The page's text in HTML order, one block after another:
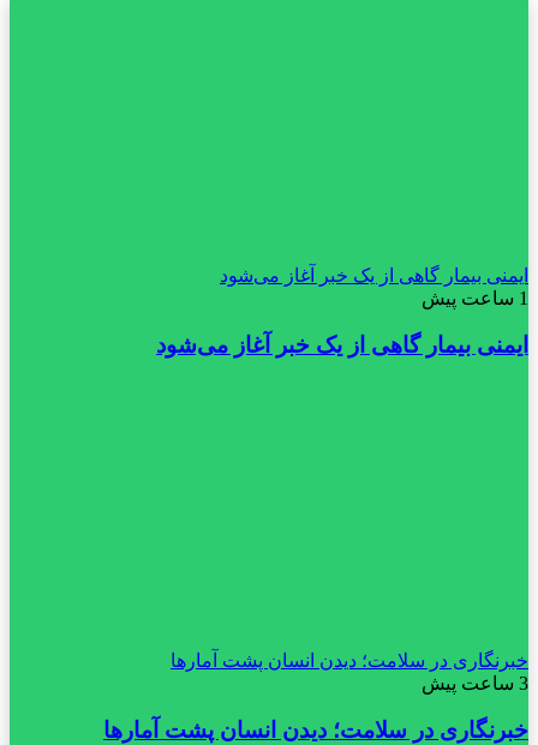
ایمنی بیمار گاهی از یک خبر آغاز می‌شود
1 ساعت پیش
ایمنی بیمار گاهی از یک خبر آغاز می‌شود
خبرنگاری در سلامت؛ دیدن انسان پشت آمارها
3 ساعت پیش
خبرنگاری در سلامت؛ دیدن انسان پشت آمارها